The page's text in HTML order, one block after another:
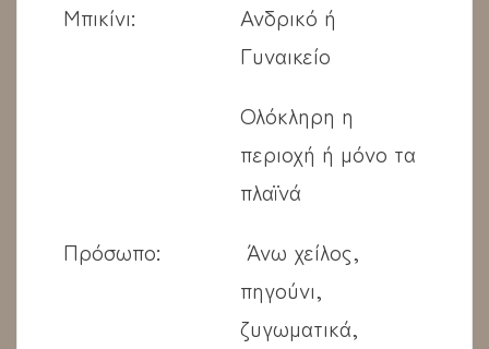
Μπικίνι:
Ανδρικό ή
Γυναικείο
Ολόκληρη η
περιοχή ή μόνο τα
πλαϊνά
Πρόσωπο:
Άνω χείλος,
πηγούνι,
ζυγωματικά,